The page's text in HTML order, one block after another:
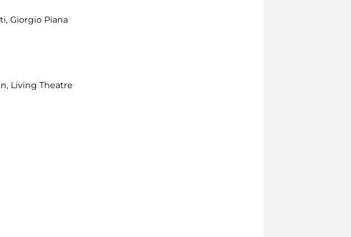
Giorgio Piana
Living Theatre